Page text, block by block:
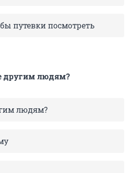
путевки посмотреть
другим людям?
людям?